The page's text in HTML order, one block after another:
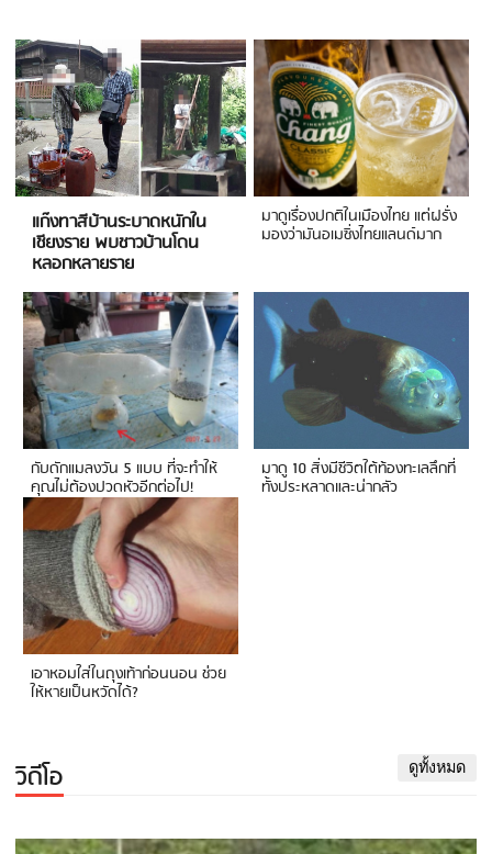
แก๊งทาสีบ้านระบาดหนักใน
เชียงราย พบชาวบ้านโดน
หลอกหลายราย
มาดูเรื่องปกติในเมืองไทย แต่ฝรั่ง
มองว่ามันอเมซิ่งไทยแลนด์มาก
กับดักแมลงวัน 5 แบบ ที่จะทำให้
คุณไม่ต้องปวดหัวอีกต่อไป!
มาดู 10 สิ่งมีชีวิตใต้ท้องทะเลลึกที่
ทั้งประหลาดและน่ากลัว
เอาหอมใส่ในถุงเท้าก่อนนอน ช่วย
ให้หายเป็นหวัดได้?
วิดีโอ ดูทั้งหมด